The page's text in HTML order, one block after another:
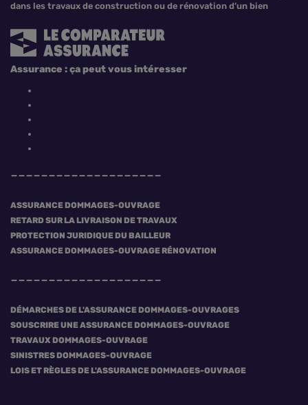
dans les travaux de construction ou de rénovation d’un bien
ASSURANCE DOMMAGES-OUVRAGE
RETARD SUR LA LIVRAISON DE TRAVAUX
PROTECTION JURIDIQUE DU BAILLEUR
ASSURANCE DOMMAGES-OUVRAGE RÉNOVATION
DÉMARCHES DE L'ASSURANCE DOMMAGES-OUVRAGES
SOUSCRIRE UNE ASSURANCE DOMMAGES-OUVRAGE
TRAVAUX DOMMAGES-OUVRAGE
SINISTRES DOMMAGES-OUVRAGE
LOIS ET RÈGLES DE L'ASSURANCE DOMMAGES-OUVRAGE
Assurance : ça peut vous intéresser